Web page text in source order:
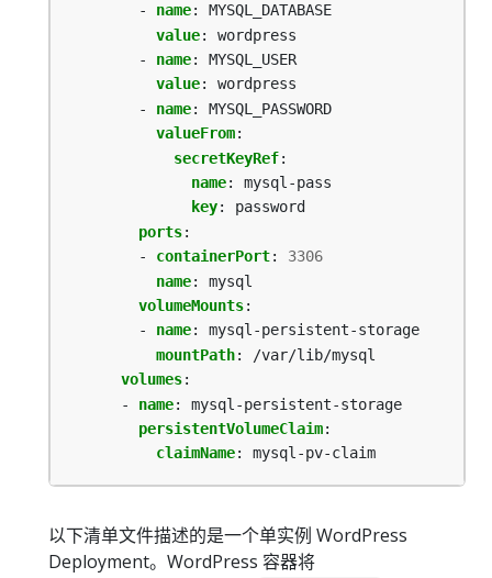
- name:
MYSQL_DATABASE
value:
wordpress
- name:
MYSQL_USER
value:
wordpress
- name:
MYSQL_PASSWORD
valueFrom:
secretKeyRef:
name:
mysql-pass
key:
password
ports:
- containerPort:
3306
name:
mysql
volumeMounts:
- name:
mysql-persistent-storage
mountPath:
/var/lib/mysql
volumes:
- name:
mysql-persistent-storage
persistentVolumeClaim:
claimName: mysql-pv-claim
以下清单文件描述的是一个单实例 WordPress
Deployment。WordPress 容器将